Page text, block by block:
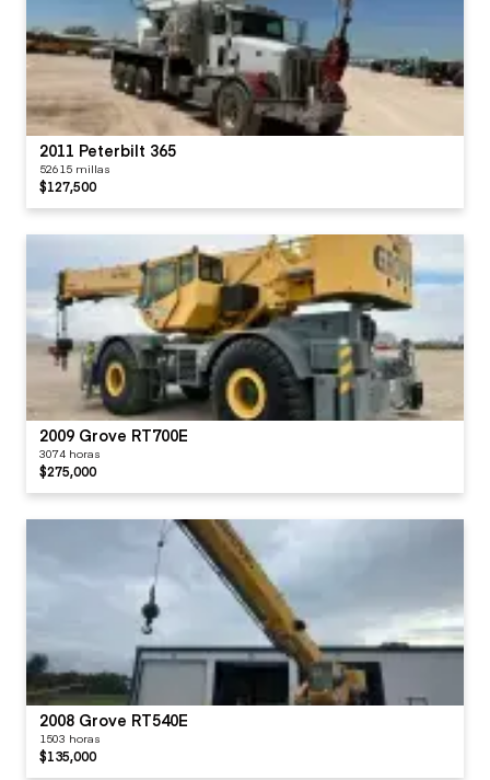
2011 Peterbilt 365
52615 millas
$127,500
2009 Grove RT700E
3074 horas
$275,000
2008 Grove RT540E
1503 horas
$135,000